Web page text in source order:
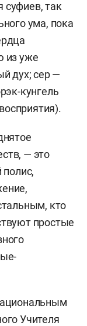
суфиев, так
ума, пока
из уже
дух; сер —
кунгель
— это
полис,
кто
простые
Учителя